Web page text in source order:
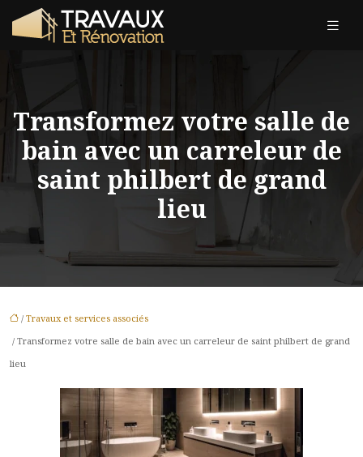
Transformez votre salle de
bain avec un carreleur de
saint philbert de grand
lieu
/ Travaux et services associés
/ Transformez votre salle de bain avec un carreleur de saint philbert de grand
lieu